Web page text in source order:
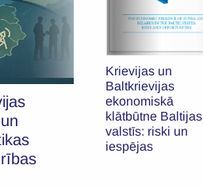
Krievijas un
Baltkrievijas
ekonomiskā
klātbūtne Baltijas
valstīs: riski un
iespējas